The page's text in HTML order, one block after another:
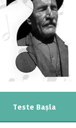
Teste Başla